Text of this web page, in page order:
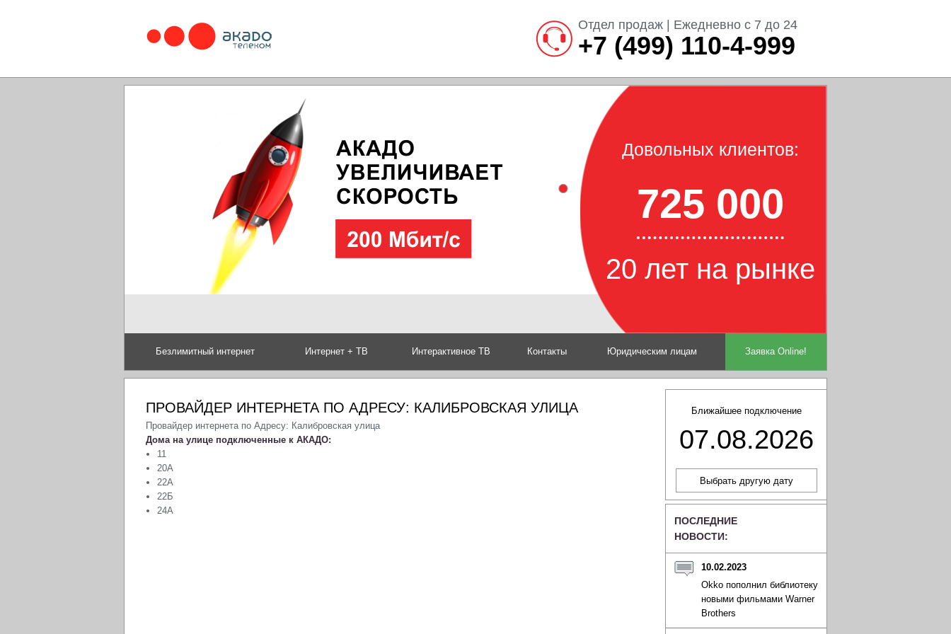
Отдел продаж | Ежедневно с 7 до 24
+7 (499) 110-4-999
Довольных клиентов:
725 000
20 лет на рынке
Безлимитный интернет Интернет + ТВ Интерактивное ТВ Контакты Юридическим лицам Заявка Online!
Ближайшее подключение
07.08.2026
ПОСЛЕДНИЕ
НОВОСТИ:
10.02.2023
Okko пополнил библиотеку
новыми фильмами Warner
Brothers
ПРОВАЙДЕР ИНТЕРНЕТА ПО АДРЕСУ: КАЛИБРОВСКАЯ УЛИЦА
Провайдер интернета по Адресу: Калибровская улица
Дома на улице подключенные к АКАДО:
11
20А
22А
22Б
24А